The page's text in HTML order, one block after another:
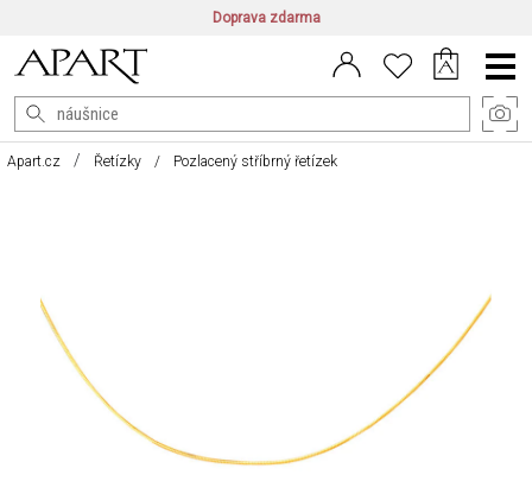
Doprava zdarma
CZ/CZK | EN/EUR PL/PLN
Main
Menu
Apart.cz Řetízky Pozlacený stříbrný řetízek